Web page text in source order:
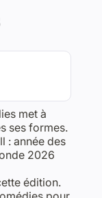
met à
ses formes.
: année des
2026
édition.